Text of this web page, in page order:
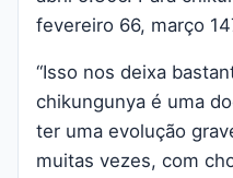
fevereiro 66, março
“Isso nos deixa
chikungunya é uma
ter uma evolução
muitas vezes, com